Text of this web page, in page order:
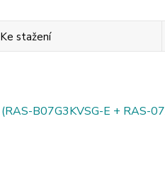
Ke stažení
(RAS-B07G3KVSG-E + RAS-